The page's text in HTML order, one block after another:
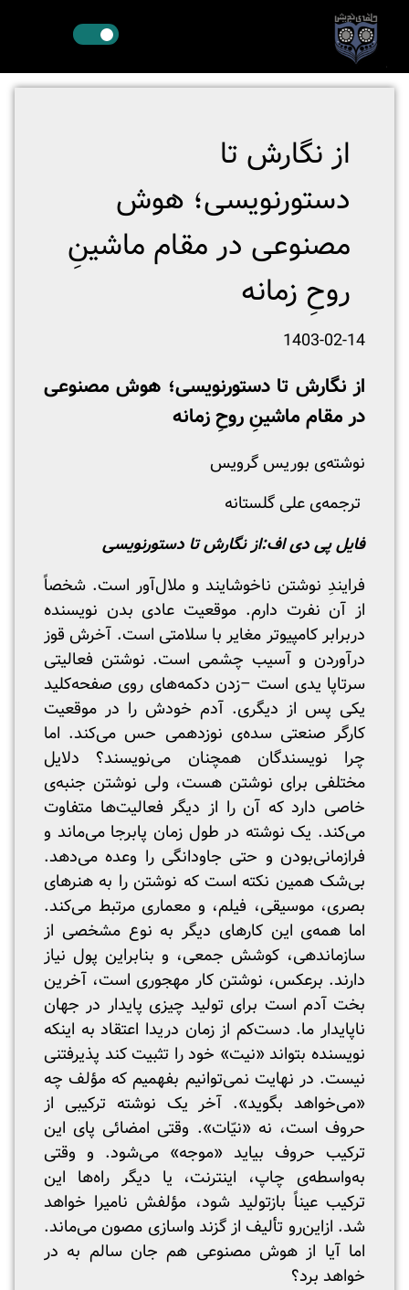
از نگارش تا
دستورنویسی؛ هوش
مصنوعی در مقام ماشینِ
روحِ زمانه
1403-02-14
از نگارش تا دستورنویسی؛ هوش مصنوعی
در مقام ماشینِ روحِ زمانه
نوشته‌ی بوریس گرویس
ترجمه‌ی علی گلستانه
فایل پی دی اف:از نگارش تا دستورنویسی
فرایندِ نوشتن ناخوشایند و ملال‌آور است. شخصاً
از آن نفرت دارم. موقعیت عادی بدن نویسنده
دربرابر کامپیوتر مغایر با سلامتی است. آخرش قوز
درآوردن و آسیب چشمی است. نوشتن فعالیتی
سرتاپا یدی است –زدن دکمه‌های روی صفحه‌کلید
یکی پس از دیگری. آدم خودش را در موقعیت
کارگر صنعتی سده‌ی نوزدهمی حس می‌کند. اما
چرا نویسندگان همچنان می‌نویسند؟ دلایل
مختلفی برای نوشتن هست، ولی نوشتن جنبه‌ی
خاصی دارد که آن را از دیگر فعالیت‌ها متفاوت
می‌کند. یک نوشته در طول زمان پابرجا می‌ماند و
فرازمانی‌بودن و حتی جاودانگی را وعده می‌دهد.
بی‌شک همین نکته است که نوشتن را به هنرهای
بصری، موسیقی، فیلم، و معماری مرتبط می‌کند.
اما همه‌ی این کارهای دیگر به نوع مشخصی از
سازماندهی، کوشش جمعی، و بنابراین پول نیاز
دارند. برعکس، نوشتن کار مهجوری است، آخرین
بخت آدم است برای تولید چیزی پایدار در جهان
ناپایدار ما. دست‌کم از زمان دریدا اعتقاد به اینکه
نویسنده بتواند «نیت» خود را تثبیت کند پذیرفتنی
نیست. در نهایت نمی‌توانیم بفهمیم که مؤلف چه
«می‌خواهد بگوید». آخر یک نوشته ترکیبی از
حروف است، نه «نیّات». وقتی امضائی پای این
ترکیب حروف بیاید «موجه» می‌شود. و وقتی
به‌واسطه‌ی چاپ، اینترنت، یا دیگر راه‌ها این
ترکیب عیناً بازتولید شود، مؤلفش نامیرا خواهد
شد. ازاین‌رو تألیف از گزند واسازی مصون می‌ماند.
اما آیا از هوش مصنوعی هم جان سالم به در
خواهد برد؟